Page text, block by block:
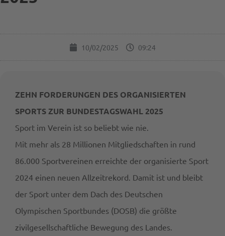
10/02/2025 09:24
ZEHN FORDERUNGEN DES ORGANISIERTEN
SPORTS ZUR BUNDESTAGSWAHL 2025
Sport im Verein ist so beliebt wie nie.
Mit mehr als 28 Millionen Mitgliedschaften in rund
86.000 Sportvereinen erreichte der organisierte Sport
2024 einen neuen Allzeitrekord. Damit ist und bleibt
der Sport unter dem Dach des Deutschen
Olympischen Sportbundes (DOSB) die größte
zivilgesellschaftliche Bewegung des Landes.